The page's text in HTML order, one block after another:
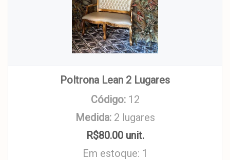
Poltrona Lean 2 Lugares
Código: 12
Medida: 2 lugares
R$80.00 unit.
Em estoque: 1